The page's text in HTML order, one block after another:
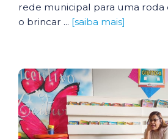
rede municipal para uma roda
o brincar ... [saiba mais]